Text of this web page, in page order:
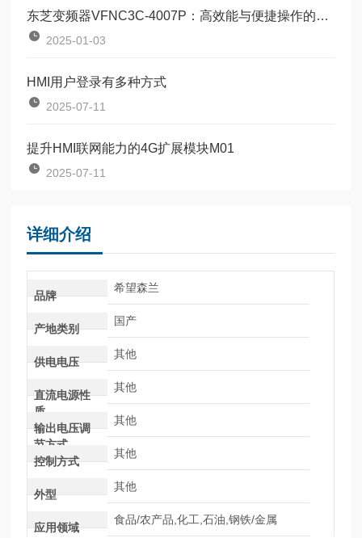
东芝变频器VFNC3C-4007P：高效能与便捷操作的结合
2025-01-03
HMI用户登录有多种方式
2025-07-11
提升HMI联网能力的4G扩展模块M01
2025-07-11
详细介绍
品牌
希望森兰
产地类别
国产
供电电压
其他
直流电源性
质
其他
输出电压调
节方式
其他
控制方式
其他
外型
其他
应用领域
食品/农产品,化工,石油,钢铁/金属